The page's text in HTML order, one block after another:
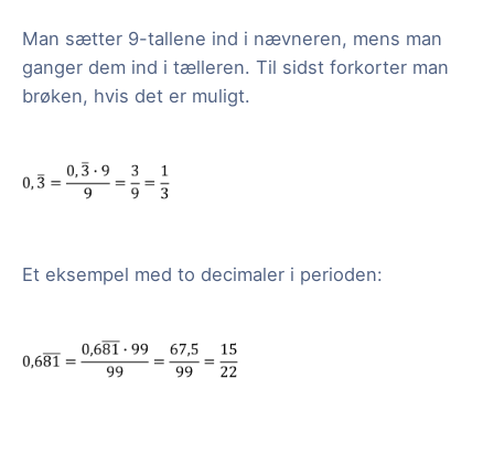
Man sætter 9-tallene ind i nævneren, mens man
ganger dem ind i tælleren. Til sidst forkorter man
brøken, hvis det er muligt.
Et eksempel med to decimaler i perioden: